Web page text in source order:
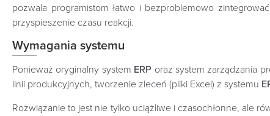
pozwala programistom łatwo i bezproblemowo
przyspieszenie czasu reakcji.
Wymagania systemu
Ponieważ oryginalny system ERP oraz system zarządzania
linii produkcyjnych, tworzenie zleceń (pliki Excel) z systemu
Rozwiązanie to jest nie tylko uciążliwe i czasochłonne, ale